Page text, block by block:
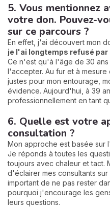
5. Vous mentionnez
votre don. Pouvez-
sur ce parcours ?
En effet, j'ai découvert mon
je l'ai longtemps refusé par
Ce n'est qu'à l'âge de 30
l'accepter. Au fur et à
justes pour mon entourage,
évidence. Aujourd'hui, à 39
professionnellement en tant
6. Quelle est votre
consultation ?
Mon approche est basée sur
Je réponds à toutes les
toujours avec chaleur et tact.
d'éclairer mes consultants
important de ne pas rester
pourquoi j'encourage les
leurs questions.